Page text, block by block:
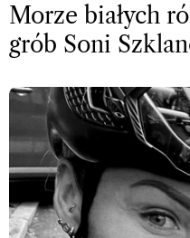
Morze białych
grób Soni